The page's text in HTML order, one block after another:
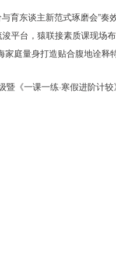
育东谈主新范式琢磨会”
平台，猿联接素质课现场
庭量身打造贴合腹地诠释